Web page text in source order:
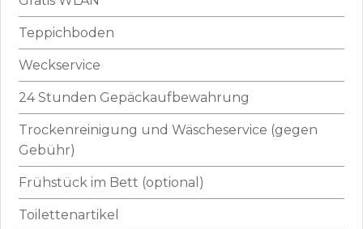
Teppichboden
Weckservice
24 Stunden Gepäckaufbewahrung
Trockenreinigung und Wäscheservice (gegen
Gebühr)
Frühstück im Bett (optional)
Toilettenartikel